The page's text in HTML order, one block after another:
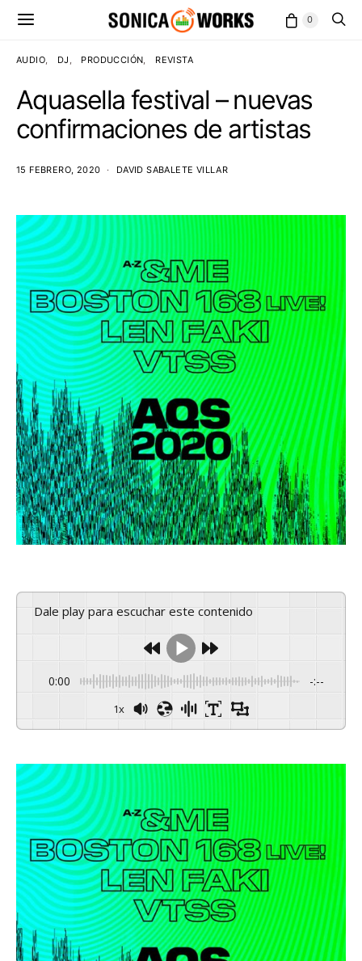
0
AUDIO DJ PRODUCCIÓN REVISTA
Aquasella festival – nuevas
confirmaciones de artistas
15 FEBRERO, 2020 DAVID SABALETE VILLAR
Dale play para escuchar este contenido
0:00 -:--
1x